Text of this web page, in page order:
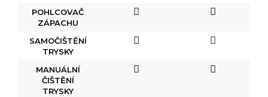
POHLCOVAČ
ZÁPACHU
SAMOČIŠTĚNÍ
TRYSKY
MANUÁLNÍ
ČIŠTĚNÍ
TRYSKY